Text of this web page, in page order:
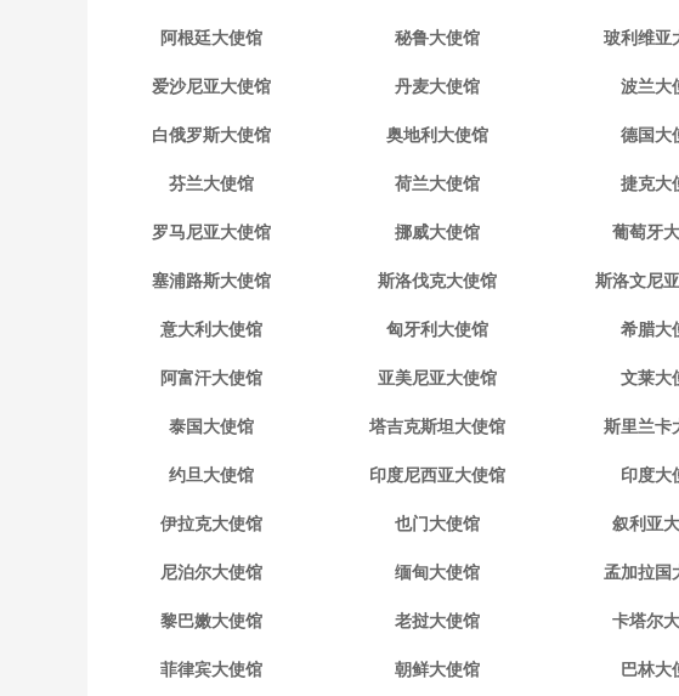
阿根廷大使馆 秘鲁大使馆 玻利维亚
爱沙尼亚大使馆 丹麦大使馆 波兰大
白俄罗斯大使馆 奥地利大使馆 德国大
芬兰大使馆 荷兰大使馆 捷克大
罗马尼亚大使馆 挪威大使馆 葡萄牙
塞浦路斯大使馆 斯洛伐克大使馆 斯洛文尼
意大利大使馆 匈牙利大使馆 希腊大
阿富汗大使馆 亚美尼亚大使馆 文莱大
泰国大使馆 塔吉克斯坦大使馆 斯里兰卡
约旦大使馆 印度尼西亚大使馆 印度大
伊拉克大使馆 也门大使馆 叙利亚
尼泊尔大使馆 缅甸大使馆 孟加拉国
黎巴嫩大使馆 老挝大使馆 卡塔尔
菲律宾大使馆 朝鲜大使馆 巴林大